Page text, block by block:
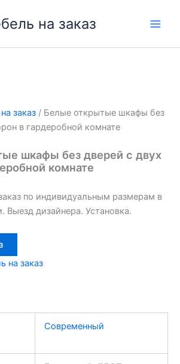
на заказ
заказ / Белые открытые шкафы без
в гардеробной комнате
шкафы без дверей с двух
комнате
по индивидуальным размерам в
Выезд дизайнера. Установка.
на заказ
Современный